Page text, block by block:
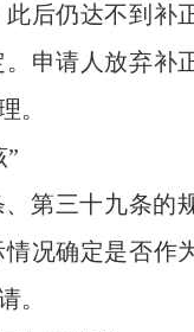
后仍达不到补
申请人放弃补
。
”
第三十九条的
况确定是否作
。